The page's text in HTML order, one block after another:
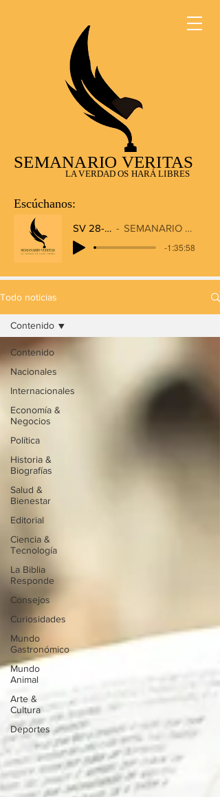
SEMANARIO VERITAS
LA VERDAD OS HARÁ LIBRES
Escúchanos:
SV 28-12-2025
SEMANARIO VERITAS RADIO
-1:35:58
Todo noticias
Contenido
Nacionales
Internacionales
Economía &
Negocios
Política
Historia &
Biografías
Salud &
Bienestar
Editorial
Ciencia &
Tecnología
La Biblia
Responde
Consejos
Curiosidades
Mundo
Gastronómico
Mundo
Animal
Arte &
Cultura
Deportes
Contenido